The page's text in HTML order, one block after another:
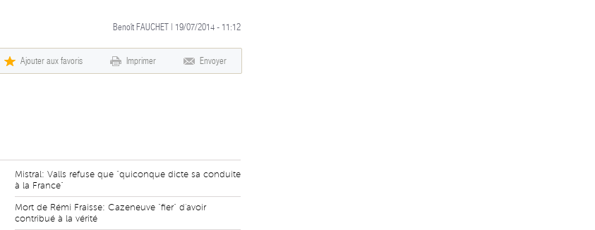
Benoît FAUCHET | 19/07/2014 - 11:12
Ajouter aux favoris Imprimer Envoyer
Mistral: Valls refuse que "quiconque dicte sa conduite
à la France"
Mort de Rémi Fraisse: Cazeneuve "fier" d'avoir
contribué à la vérité